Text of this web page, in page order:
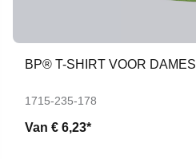
BP® T-SHIRT VOOR DAMES
1715-235-178
Van € 6,23*